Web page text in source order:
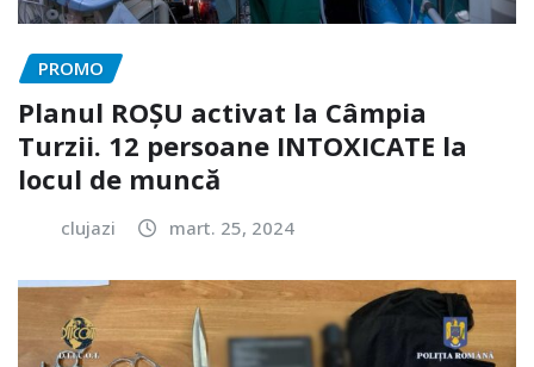
PROMO
Planul ROȘU activat la Câmpia
Turzii. 12 persoane INTOXICATE la
locul de muncă
clujazi mart. 25, 2024